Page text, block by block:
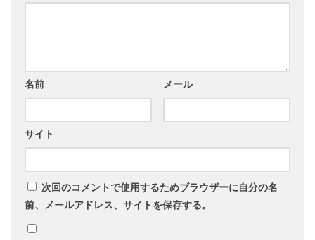
名前 メール
サイト
次回のコメントで使用するためブラウザーに自分の名
前、メールアドレス、サイトを保存する。